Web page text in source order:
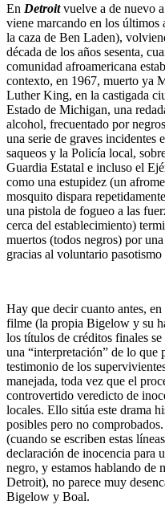
En Detroit vuelve a de nuevo
viene marcando en los
la caza de Ben Laden),
década de los años sesenta,
comunidad afroamericana
contexto, en 1967, muerto ya
Luther King, en la castigada
Estado de Michigan, una
alcohol, frecuentado por
una serie de graves incidentes
saqueos y la Policía local,
Guardia Estatal e incluso el
como una estupidez (un
mosquito dispara
una pistola de fogueo a las
cerca del establecimiento)
muertos (todos negros) por
gracias al voluntario
Hay que decir cuanto antes,
filme (la propia Bigelow y su
los títulos de créditos finales
una “interpretación” de lo que
testimonio de los
manejada, toda vez que el
controvertido veredicto de
locales. Ello sitúa este drama
posibles pero no
(cuando se escriben estas
declaración de inocencia para
negro, y estamos hablando de
Detroit), no parece muy
Bigelow y Boal.